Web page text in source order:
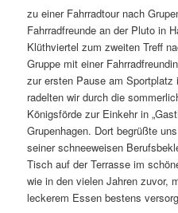
zu einer Fahrradtour nach
Fahrradfreunde an der Pluto in
Klüthviertel zum zweiten Treff
Gruppe mit einer
zur ersten Pause am
radelten wir durch die
Königsförde zur Einkehr in
Grupenhagen. Dort begrüßte
seiner schneeweisen
Tisch auf der Terrasse im
wie in den vielen Jahren zuvor,
leckerem Essen bestens